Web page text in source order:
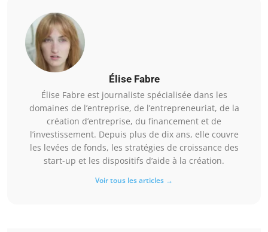
Élise Fabre
Élise Fabre est journaliste spécialisée dans les
domaines de l’entreprise, de l’entrepreneuriat, de la
création d’entreprise, du financement et de
l’investissement. Depuis plus de dix ans, elle couvre
les levées de fonds, les stratégies de croissance des
start-up et les dispositifs d’aide à la création.
Voir tous les articles →